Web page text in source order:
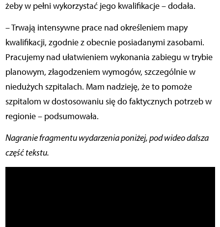
żeby w pełni wykorzystać jego kwalifikacje – dodała.
– Trwają intensywne prace nad określeniem mapy
kwalifikacji, zgodnie z obecnie posiadanymi zasobami.
Pracujemy nad ułatwieniem wykonania zabiegu w trybie
planowym, złagodzeniem wymogów, szczególnie w
niedużych szpitalach. Mam nadzieję, że to pomoże
szpitalom w dostosowaniu się do faktycznych potrzeb w
regionie – podsumowała.
Nagranie fragmentu wydarzenia poniżej, pod wideo dalsza
część tekstu.